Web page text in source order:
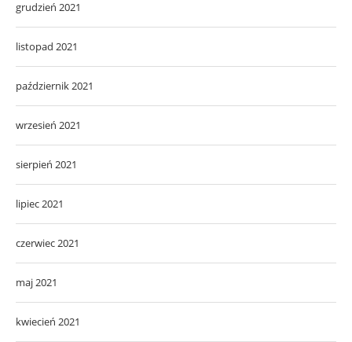
grudzień 2021
listopad 2021
październik 2021
wrzesień 2021
sierpień 2021
lipiec 2021
czerwiec 2021
maj 2021
kwiecień 2021